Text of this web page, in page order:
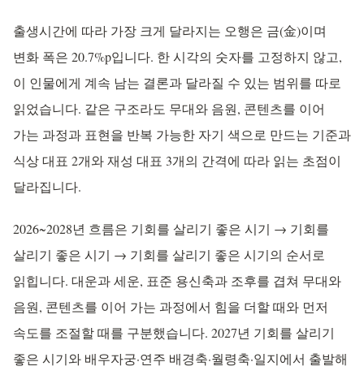
출생시간에 따라 가장 크게 달라지는 오행은 금(金)이며
변화 폭은 20.7%p입니다. 한 시각의 숫자를 고정하지 않고,
이 인물에게 계속 남는 결론과 달라질 수 있는 범위를 따로
읽었습니다. 같은 구조라도 무대와 음원, 콘텐츠를 이어
가는 과정과 표현을 반복 가능한 자기 색으로 만드는 기준과
식상 대표 2개와 재성 대표 3개의 간격에 따라 읽는 초점이
달라집니다.
2026~2028년 흐름은 기회를 살리기 좋은 시기 → 기회를
살리기 좋은 시기 → 기회를 살리기 좋은 시기의 순서로
읽힙니다. 대운과 세운, 표준 용신축과 조후를 겹쳐 무대와
음원, 콘텐츠를 이어 가는 과정에서 힘을 더할 때와 먼저
속도를 조절할 때를 구분했습니다. 2027년 기회를 살리기
좋은 시기와 배우자궁·연주 배경축·월령축·일지에서 출발해